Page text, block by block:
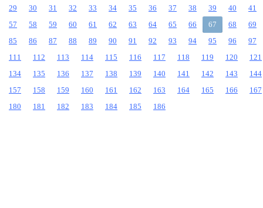
29
30 31 32 33 34 35 36 37 38 39 40
41
57
58 59 60 61 62 63 64 65 66 67 68
69
85
86 87 88 89 90 91 92 93 94 95 96
97
111
112 113 114 115 116 117 118 119 120
121
134
135 136 137 138 139 140 141 142 143
144
157
158 159 160 161 162 163 164 165 166
167
180
181 182 183 184 185 186